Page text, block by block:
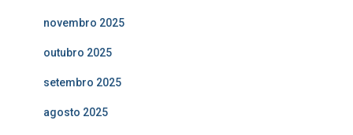
novembro 2025
outubro 2025
setembro 2025
agosto 2025